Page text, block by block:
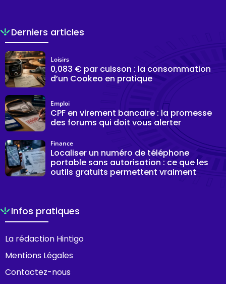
Derniers articles
0,083 € par cuisson : la consommation
d’un Cookeo en pratique
Loisirs
CPF en virement bancaire : la promesse
des forums qui doit vous alerter
Emploi
Localiser un numéro de téléphone
portable sans autorisation : ce que les
outils gratuits permettent vraiment
Finance
Infos pratiques
La rédaction Hintigo
Mentions Légales
Contactez-nous